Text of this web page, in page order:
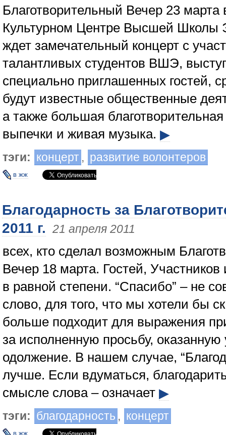
Благотворительный Вечер 23 марта
Культурном Центре Высшей Школы
ждет замечательный концерт с
талантливых студентов ВШЭ,
специально приглашенных гостей,
будут известные общественные
а также большая
выпечки и живая музыка. ▶
тэги: концерт , развитие волонтеров
в жж
Благодарность за
2011 г. 21 апреля 2011
всех, кто сделал возможным
Вечер 18 марта. Гостей, Участников
в равной степени. “Спасибо” – не
слово, для того, что мы хотели бы
больше подходит для выражения
за исполненную просьбу, оказанную
одолжение. В нашем случае,
лучше. Если вдуматься,
смысле слова – означает ▶
тэги: благодарность , концерт
в жж